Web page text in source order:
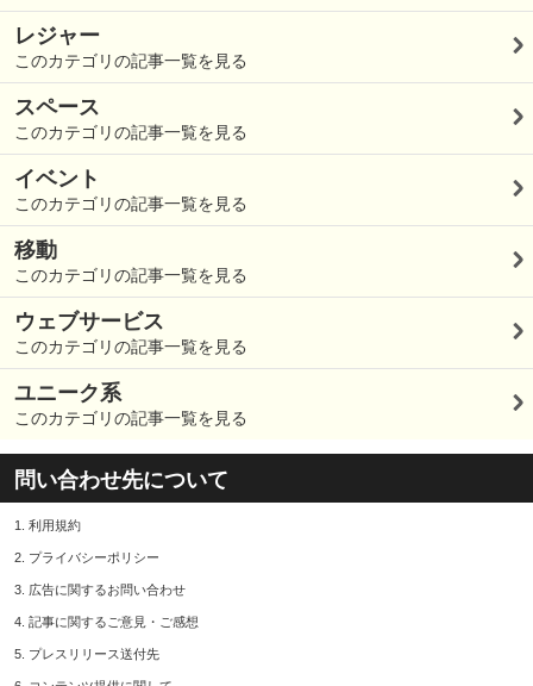
レジャー
このカテゴリの記事一覧を見る
スペース
このカテゴリの記事一覧を見る
イベント
このカテゴリの記事一覧を見る
移動
このカテゴリの記事一覧を見る
ウェブサービス
このカテゴリの記事一覧を見る
ユニーク系
このカテゴリの記事一覧を見る
問い合わせ先について
1. 利用規約
2. プライバシーポリシー
3. 広告に関するお問い合わせ
4. 記事に関するご意見・ご感想
5. プレスリリース送付先